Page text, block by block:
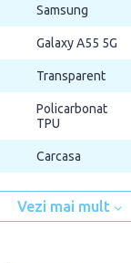
Samsung
Galaxy A55 5G
Transparent
Policarbonat
TPU
Carcasa
Vezi mai mult